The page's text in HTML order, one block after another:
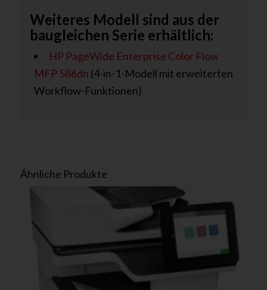
Weiteres Modell sind aus der
baugleichen Serie erhältlich:
HP PageWide Enterprise Color Flow
MFP 586dn (4-in-1-Modell mit erweiterten
Workflow-Funktionen)
Ähnliche Produkte